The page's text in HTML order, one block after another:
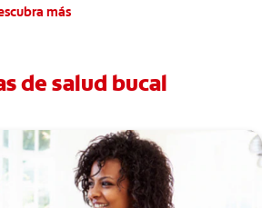
más
de salud bucal